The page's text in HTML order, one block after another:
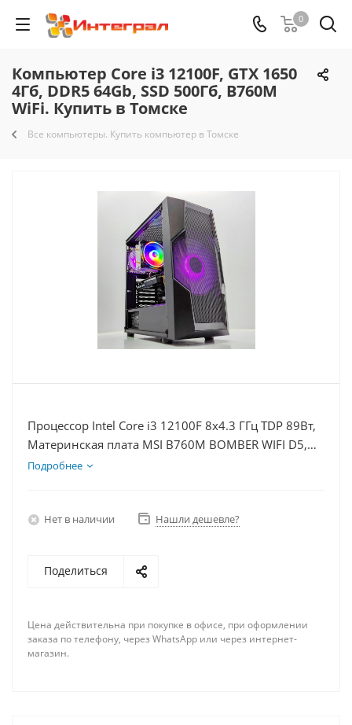
0
Компьютер Core i3 12100F, GTX 1650
4Гб, DDR5 64Gb, SSD 500Гб, B760M
WiFi. Купить в Томске
Все компьютеры. Купить компьютер в Томске
Процессор Intel Core i3 12100F 8x4.3 ГГц TDP 89Вт,
Материнская плата MSI B760M BOMBER WIFI D5,
Видеокарта GTX 1650 4Гб, Память DDR5 64Gb,
Подробнее
Нет в наличии Нашли дешевле?
Поделиться
Цена действительна при покупке в офисе, при оформлении
заказа по телефону, через WhatsApp или через интернет-
магазин.